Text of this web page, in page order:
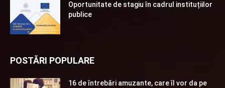
Oportunitate de stagiu în cadrul instituțiilor
publice
POSTĂRI POPULARE
16 de întrebări amuzante, care îl vor da pe